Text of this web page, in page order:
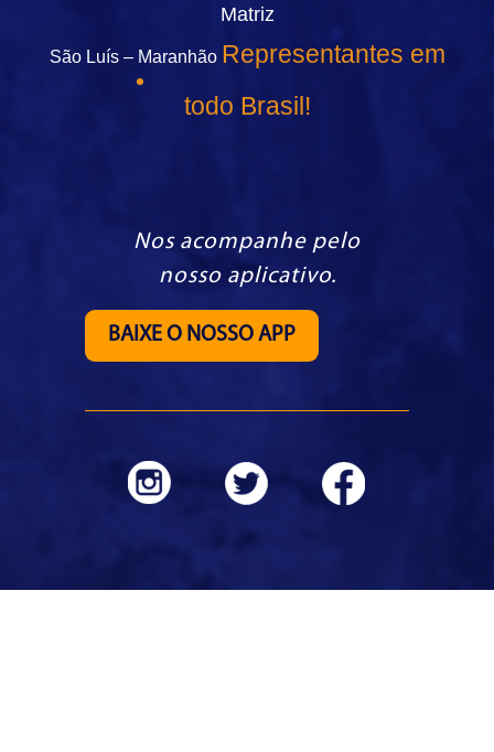
Matriz
São Luís – Maranhão Representantes em
todo Brasil!
Nos acompanhe pelo
nosso aplicativo.
BAIXE O NOSSO APP